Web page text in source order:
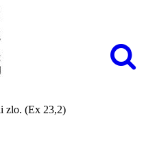
zlo. (Ex 23,2)